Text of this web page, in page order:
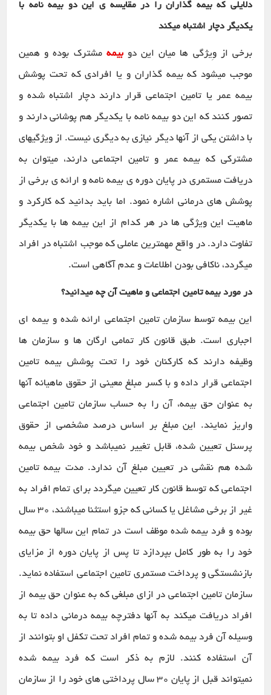
دلایلی که بیمه گذاران را در مقایسه ی این دو بیمه نامه با
یکدیگر دچار اشتباه میکند
برخی از وِیژگی ها میان این دوبیمه مشترک بوده و همین
موجب میشود که بیمه گذاران و یا افرادی که تحت پوشش
بیمه عمر یا تامین اجتماعی قرار دارند دچار اشتباه شده و
تصور کنند که این دو بیمه نامه با یکدیگر هم پوشانی دارند و
با داشتن یکی از آنها دیگر نیازی به دیگری نیست. از ویژگیهای
مشترکی که بیمه عمر و تامین اجتماعی دارند، میتوان به
دریافت مستمری در پایان دوره ی بیمه نامه و ارائه ی برخی از
پوشش های درمانی اشاره نمود. اما باید بدانید که کارکرد و
ماهیت این ویژگی ها در هر کدام از این بیمه ها با یکدیگر
تفاوت دارد. در واقع مهمترین عاملی که موجب اشتباه در افراد
میگردد، ناکافی بودن اطلاعات و عدم آگاهی است.
در مورد بیمه تامین اجتماعی و ماهیت آن چه میدانید؟
این بیمه توسط سازمان تامین اجتماعی ارائه شده و بیمه ای
اجباری است. طبق قانون کار تمامی ارگان ها و سازمان ها
وظیفه دارند که کارکنان خود را تحت پوشش بیمه تامین
اجتماعی قرار داده و با کسر مبلغ معینی از حقوق ماهیانه آنها
به عنوان حق بیمه، آن را به حساب سازمان تامین اجتماعی
واریز نمایند. این مبلغ بر اساس درصد مشخصی از حقوق
پرسنل تعیین شده، قابل تغییر نمیباشد و خود شخص بیمه
شده هم نقشی در تعیین مبلغ آن ندارد. مدت بیمه تامین
اجتماعی که توسط قانون کار تعیین میگردد برای تمام افراد به
غیر از برخی مشاغل یا کسانی که جزو استثنا میباشند، 30 سال
بوده و فرد بیمه شده موظف است در تمام این سالها حق بیمه
خود را به طور کامل بپردازد تا پس از پایان دوره از مزایای
بازنشستگی و پرداخت مستمری تامین اجتماعی استفاده نماید.
سازمان تامین اجتماعی در ازای مبلغی که به عنوان حق بیمه از
افراد دریافت میکند به آنها دفترچه بیمه درمانی داده تا به
وسیله آن فرد بیمه شده و تمام افراد تحت تکفل او بتوانند از
آن استفاده کنند. لازم به ذکر است که فرد بیمه شده
نمیتواند قبل از پایان 30 سال پرداختی های خود را از سازمان